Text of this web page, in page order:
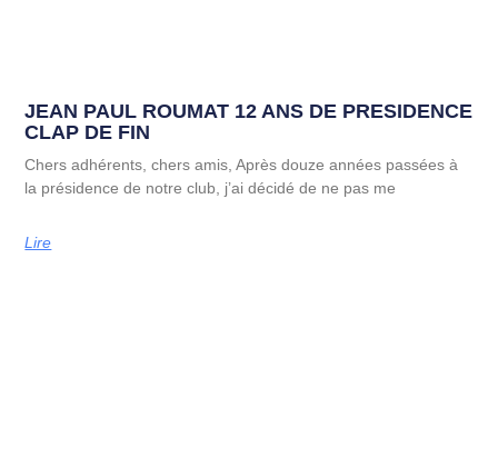
JEAN PAUL ROUMAT 12 ANS DE PRESIDENCE
CLAP DE FIN
Chers adhérents, chers amis, Après douze années passées à
la présidence de notre club, j’ai décidé de ne pas me
Lire